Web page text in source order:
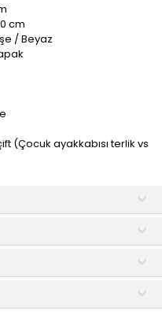
cm
/ Beyaz
(Çocuk ayakkabısı terlik vs
olması yerden tasarruf
ayakkabılarınızı
standartlarında suntalam
birinci sınıf 18 mm tek yüz